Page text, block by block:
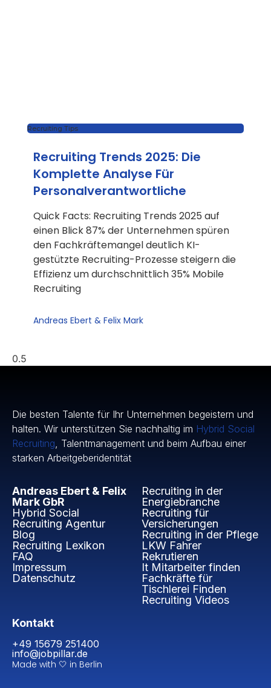
Recruiting Tips
Recruiting Trends 2025: Die
Komplette Analyse Für
Personalverantwortliche
Quick Facts: Recruiting Trends 2025 auf
einen Blick 87% der Unternehmen spüren
den Fachkräftemangel deutlich KI-
gestützte Recruiting-Prozesse steigern die
Effizienz um durchschnittlich 35% Mobile
Recruiting
Andreas Ebert & Felix Mark
Die besten Talente für Ihr Unternehmen begeistern und
halten. Wir unterstützen Sie nachhaltig im Hybrid Social
Recruiting, Talentmanagement und beim Aufbau einer
starken Arbeitgeberidentität
Andreas Ebert & Felix
Mark GbR
Hybrid Social
Recruiting Agentur
Blog
Recruiting Lexikon
FAQ
Impressum
Datenschutz
Recruiting in der
Energiebranche
Recruiting für
Versicherungen
Recruiting in der Pflege
LKW Fahrer
Rekrutieren
It Mitarbeiter finden
Fachkräfte für
Tischlerei Finden
Recruiting Videos
Kontakt
+49 15679 251400
info@jobpillar.de
Made with 🤍 in Berlin​